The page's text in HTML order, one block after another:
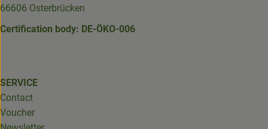
66606 Osterbrücken
Certification body: DE-ÖKO-006
SERVICE
Contact
Voucher